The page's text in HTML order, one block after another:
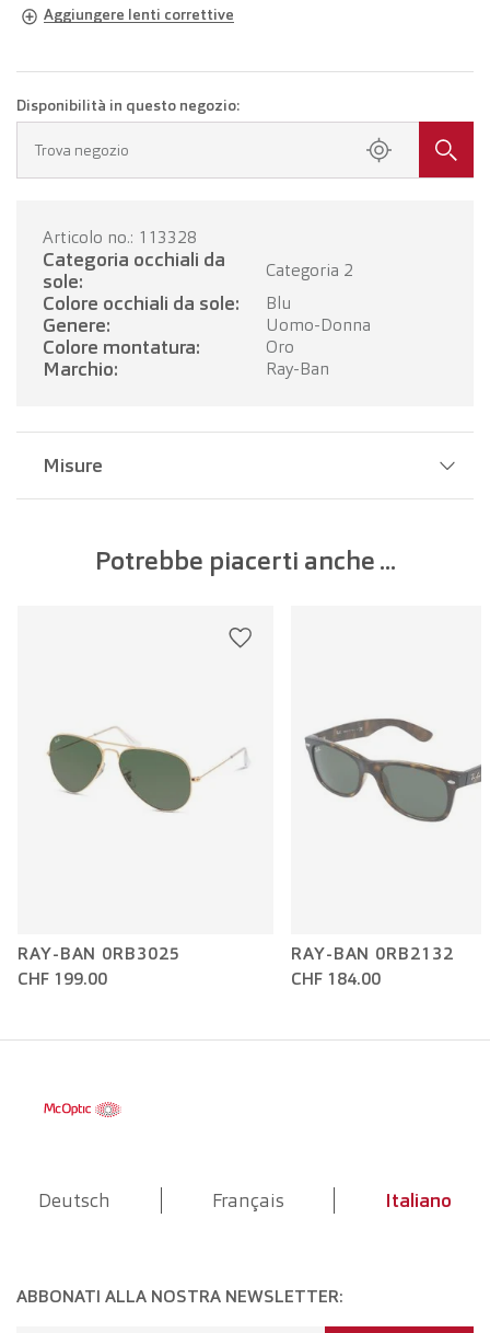
Aggiungere lenti correttive
Occhiali con lenti monofocali
Fissa un appuntamento presso il tuo negozio.
FISSI UN APPUNTAMENTO
Disponibilità in questo negozio:
Trova negozio
Articolo no.: 113328
Categoria occhiali da
sole:
Categoria 2
Colore occhiali da sole: Blu
Genere: Uomo-Donna
Colore montatura: Oro
Marchio: Ray-Ban
Misure
Larghezza della lente: 58 mm
Lunghezza dell'asta:
Potrebbe piacerti anche ...
RAY-BAN 0RB3025
CHF 199.00
RAY-BAN 0RB2132
CHF 184.00
Deutsch Français Italiano
ABBONATI ALLA NOSTRA NEWSLETTER: